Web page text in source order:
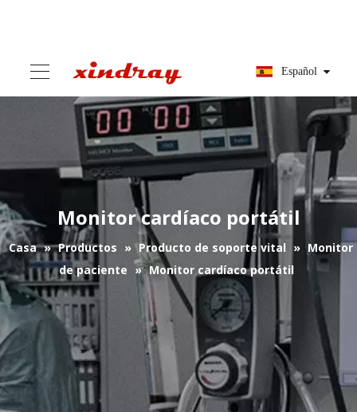
Monitor cardíaco portátil
Casa » Producto de soporte vital »
Monitor
de paciente » Monitor cardíaco portátil